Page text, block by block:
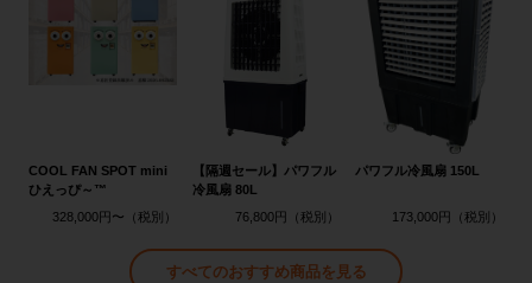
COOL FAN SPOT mini
ひえっぴ～™
328,000円〜
【隔週セール】パワフル
冷風扇 80L
76,800円
パワフル冷風扇 150L
173,000円
すべてのおすすめ商品を見る